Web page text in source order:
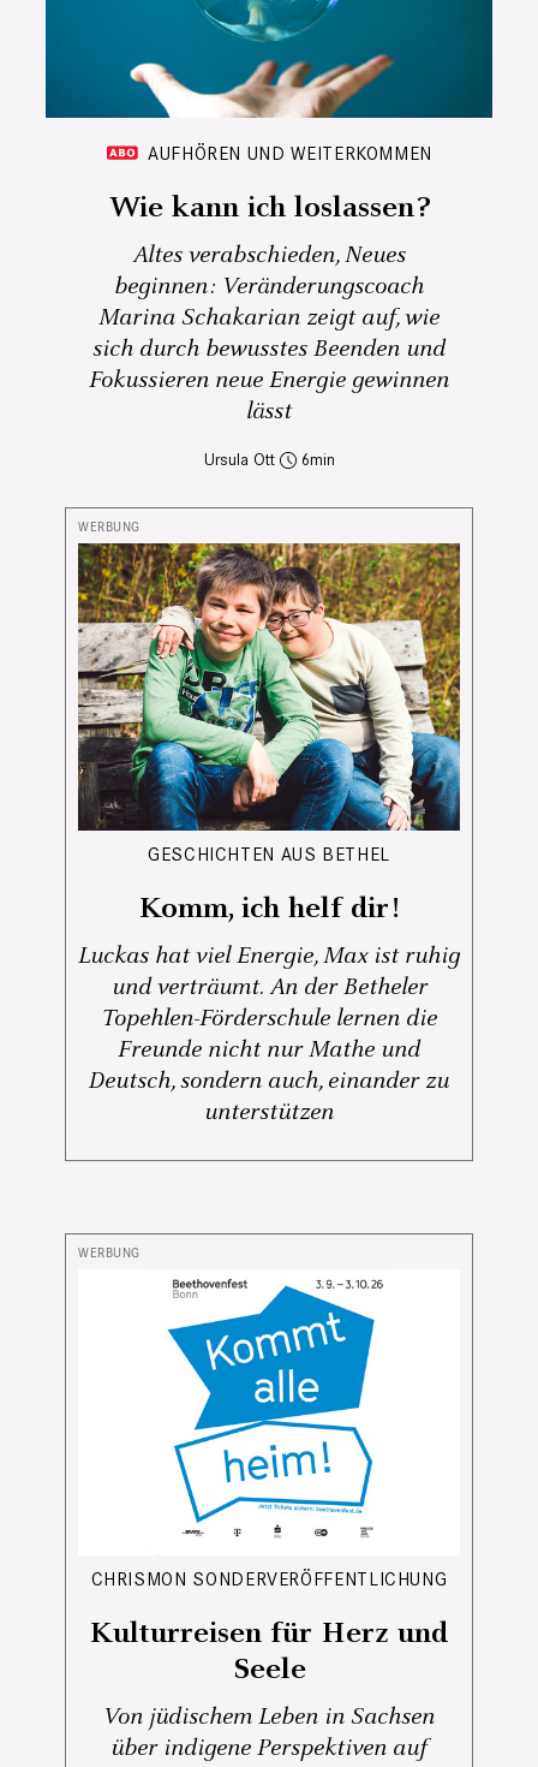
AUFHÖREN UND WEITERKOMMEN
Wie kann ich loslassen?
Altes verabschieden, Neues
beginnen: Veränderungscoach
Marina Schakarian zeigt auf, wie
sich durch bewusstes Beenden und
Fokussieren neue Energie gewinnen
lässt
Ursula Ott 6
GESCHICHTEN AUS BETHEL
Komm, ich helf dir!
Luckas hat viel Energie, Max ist ruhig
und verträumt. An der Betheler
Topehlen-Förderschule lernen die
Freunde nicht nur Mathe und
Deutsch, sondern auch, einander zu
unterstützen
CHRISMON SONDERVERÖFFENTLICHUNG
Kulturreisen für Herz und
Seele
Von jüdischem Leben in Sachsen
über indigene Perspektiven auf